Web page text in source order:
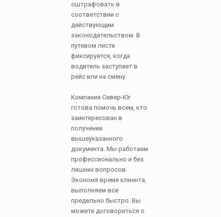
оштрафовать в
соответствии с
действующим
законодательством. В
путевом листе
фиксируется, когда
водитель заступает в
рейс или на смену.
Компания Север-Юг
готова помочь всем, кто
заинтересован в
получении
вышеуказанного
документа. Мы работаем
профессионально и без
лишних вопросов.
Экономя время клиента,
выполняем все
предельно быстро. Вы
можете договориться о